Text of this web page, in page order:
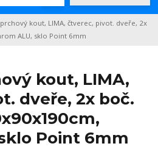
kout, LIMA, čtverec, pivot. dveře, 2x
ALU, sklo Point 6mm
kout, LIMA,
dveře, 2x boč.
Point 6mm